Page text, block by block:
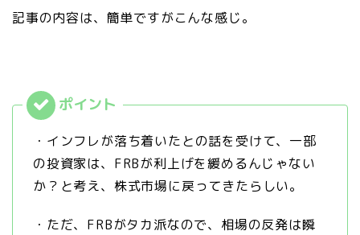
記事の内容は、簡単ですがこんな感じ。
・インフレが落ち着いたとの話を受けて、一部
の投資家は、FRBが利上げを緩めるんじゃない
か？と考え、株式市場に戻ってきたらしい。
・ただ、FRBがタカ派なので、相場の反発は瞬